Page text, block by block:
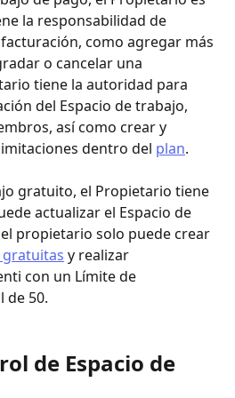
la responsabilidad de
como agregar más
o cancelar una
tiene la autoridad para
del Espacio de trabajo,
así como crear y
dentro del plan.
gratuito, el Propietario tiene
actualizar el Espacio de
propietario solo puede crear
y realizar
con un Límite de
de 50.
de Espacio de